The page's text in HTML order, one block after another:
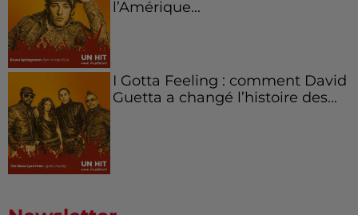
l’Amérique...
I Gotta Feeling : comment David
Guetta a changé l’histoire des...